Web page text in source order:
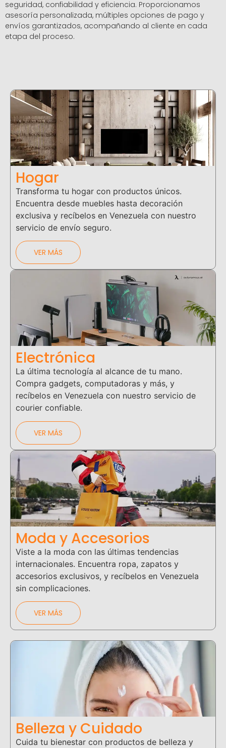
seguridad, confiabilidad y eficiencia. Proporcionamos
asesoría personalizada, múltiples opciones de pago y
envíos garantizados, acompañando al cliente en cada
etapa del proceso.
Hogar
Transforma tu hogar con productos únicos.
Encuentra desde muebles hasta decoración
exclusiva y recíbelos en Venezuela con nuestro
servicio de envío seguro.
VER MÁS
Electrónica
La última tecnología al alcance de tu mano.
Compra gadgets, computadoras y más, y
recíbelos en Venezuela con nuestro servicio de
courier confiable.
VER MÁS
Moda y Accesorios
Viste a la moda con las últimas tendencias
internacionales. Encuentra ropa, zapatos y
accesorios exclusivos, y recíbelos en Venezuela
sin complicaciones.
VER MÁS
Belleza y Cuidado
Cuida tu bienestar con productos de belleza y